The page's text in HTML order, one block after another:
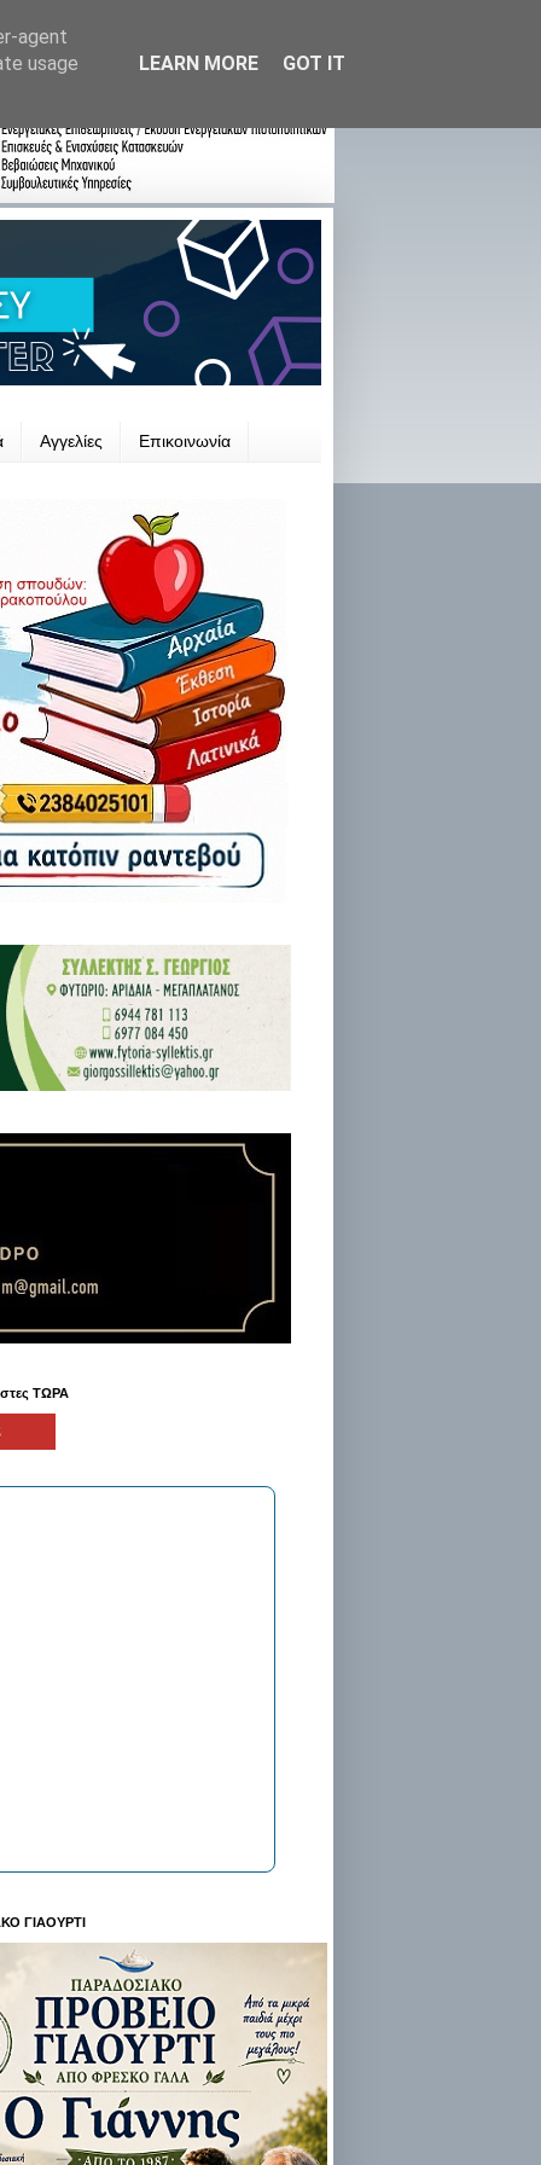
Αγγελίες Επικοινωνία
ΤΩΡΑ
ΓΙΑΟΥΡΤΙ
agent
usage
LEARN MORE GOT IT